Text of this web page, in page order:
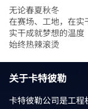
无论春夏秋冬
在赛场、工地，在
实干成就梦想的温度
始终热辣滚烫
关于卡特彼勒
卡特彼勒公司是工